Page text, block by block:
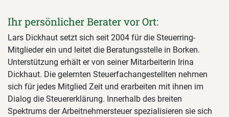
Ihr persönlicher Berater vor Ort:
Lars Dickhaut setzt sich seit 2004 für die Steuerring-
Mitglieder ein und leitet die Beratungsstelle in Borken.
Unterstützung erhält er von seiner Mitarbeiterin Irina
Dickhaut. Die gelernten Steuerfachangestellten nehmen
sich für jedes Mitglied Zeit und erarbeiten mit ihnen im
Dialog die Steuererklärung. Innerhalb des breiten
Spektrums der Arbeitnehmersteuer spezialisieren sie sich